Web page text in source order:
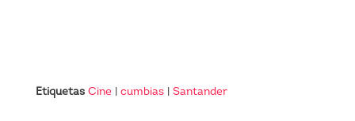
Etiquetas Cine cumbias| Santander